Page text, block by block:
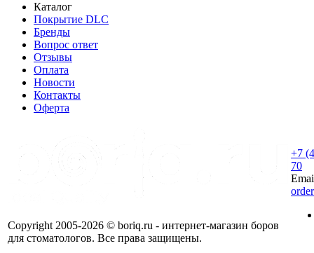
Каталог
Покрытие DLC
Бренды
Вопрос ответ
Отзывы
Оплата
Новости
Контакты
Оферта
Copyright 2005-2026 © boriq.ru - интернет-магазин боров
для стоматологов. Все права защищены.
+7
70